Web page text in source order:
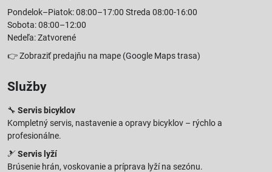
Pondelok–Piatok: 08:00–17:00 Streda 08:00-16:00
Sobota: 08:00–12:00
Nedeľa: Zatvorené
👉Zobraziť predajňu na mape (Google Maps trasa)
Služby
🔧 Servis bicyklov
Kompletný servis, nastavenie a opravy bicyklov – rýchlo a
profesionálne.
🎿 Servis lyží
Brúsenie hrán, voskovanie a príprava lyží na sezónu.